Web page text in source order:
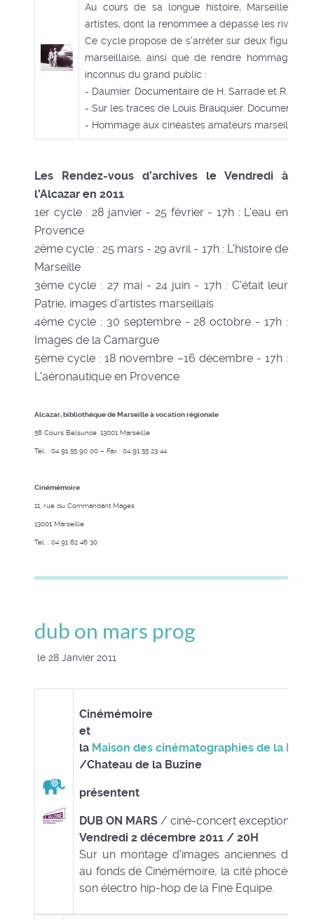
Au cours de sa longue histoire, Marseille a
artistes, dont la renommée a dépassé les rives
Ce cycle propose de s'arrêter sur deux figures
marseillaise, ainsi que de rendre hommage à
inconnus du grand public :
- Daumier. Documentaire de H. Sarrade et R.
- Sur les traces de Louis Brauquier. Documentaire
- Hommage aux cinéastes amateurs marseillais
Les Rendez-vous d’archives le Vendredi à
l'Alcazar en 2011
1er cycle : 28 janvier - 25 février - 17h : L'eau en
Provence
2ème cycle : 25 mars - 29 avril - 17h : L'histoire de
Marseille
3ème cycle : 27 mai - 24 juin - 17h : C'était leur
Patrie, images d'artistes marseillais
4ème cycle : 30 septembre - 28 octobre - 17h :
Images de la Camargue
5ème cycle : 18 novembre –16 décembre - 17h :
L'aéronautique en Provence
Alcazar, bibliothèque de Marseille à vocation régionale
58 Cours Belsunce, 13001 Marseille
Tél. : 04 91 55 90 00 – Fax : 04 91 55 23 44
Cinémémoire
11, rue du Commandant Mages
13001 Marseille
Tél. : 04 91 62 46 30
dub on mars prog
le 28 Janvier 2011
Cinémémoire
et
la Maison des cinématographies de la
/Chateau de la Buzine
présentent
DUB ON MARS / ciné-concert exceptionnel
Vendredi 2 décembre 2011 / 20H
Sur un montage d'images anciennes de
au fonds de Cinémémoire, la cité
son électro hip-hop de la Fine Equipe.